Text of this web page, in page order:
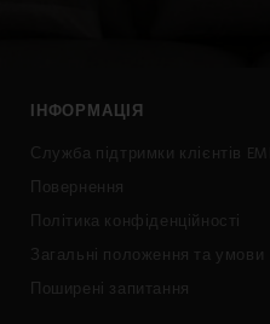
ІНФОРМАЦІЯ
Служба підтримки клієнтів EMI
Повернення
Політика конфіденційності
Загальні положення та умови
Поширені запитання